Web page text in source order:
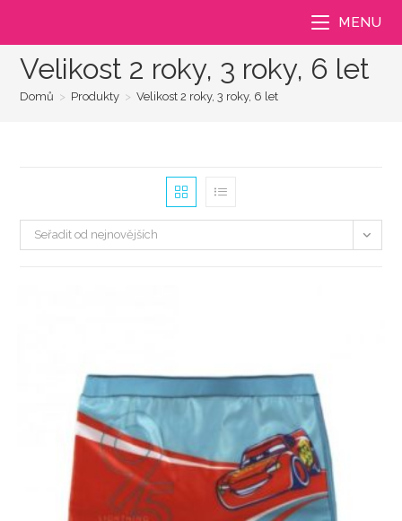
MENU
Velikost 2 roky, 3 roky, 6 let
Domů > Produkty > Velikost 2 roky, 3 roky, 6 let
Seřadit od nejnovějších